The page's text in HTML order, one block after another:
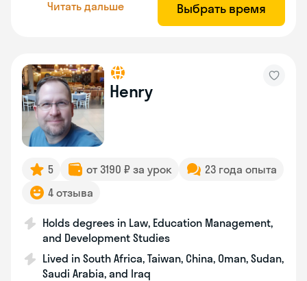
Читать дальше Выбрать время
Henry
5 от 3190 ₽ за урок
23 года опыта
4 отзыва
Holds degrees in Law, Education Management,
and Development Studies
Lived in South Africa, Taiwan, China, Oman, Sudan,
Saudi Arabia, and Iraq